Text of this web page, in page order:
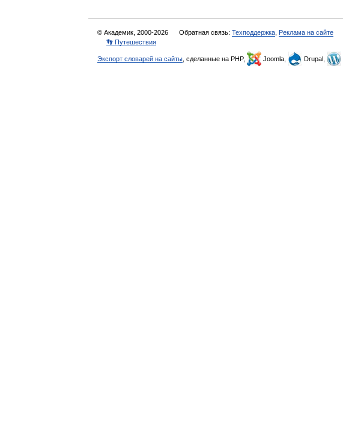
© Академик, 2000-2026 Обратная связь: Техподдержка Реклама на сайте
👣 Путешествия
Экспорт словарей на сайты , сделанные на PHP, Joomla, Drupal,